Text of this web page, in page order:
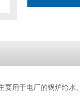
用于电厂的锅炉给水